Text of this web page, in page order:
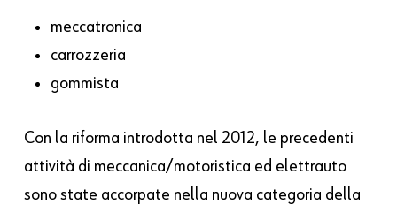
meccatronica
carrozzeria
gommista
Con la riforma introdotta nel 2012, le precedenti
attività di meccanica/motoristica ed elettrauto
sono state accorpate nella nuova categoria della